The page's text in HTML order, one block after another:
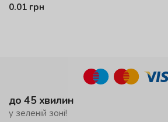
0.01 грн
до 45 хвилин
у зеленій зоні!